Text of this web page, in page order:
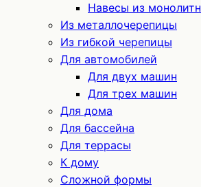
Навесы из
Из металлочерепицы
Из гибкой черепицы
Для автомобилей
Для двух машин
Для трех машин
Для дома
Для бассейна
Для террасы
К дому
Сложной формы